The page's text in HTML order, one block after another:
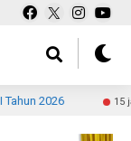
15 jam lalu